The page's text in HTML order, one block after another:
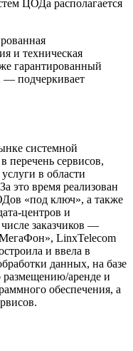
ЦОДа располагается
и техническая
гарантированный
— подчеркивает
системной
перечень сервисов,
в области
это время реализован
«под ключ», а также
центров и
заказчиков —
LinxTelecom
и ввела в
данных, на базе
размещению/аренде и
обеспечения, а